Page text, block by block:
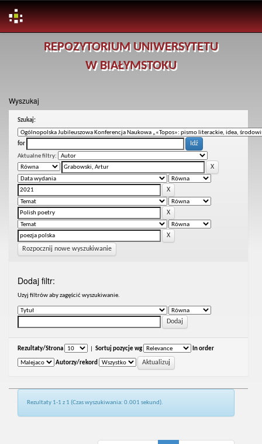
REPOZYTORIUM UNIWERSYTETU
W BIAŁYMSTOKU
Wyszukaj
Szukaj:
for
Aktualne filtry:
Rozpocznij nowe wyszukiwanie
Dodaj filtr:
Uzyj filtrów aby zagęścić wyszukiwanie.
Rezultaty/Strona Sortuj pozycje wg In order
Autorzy/rekord
Rezultaty 1-1 z 1 (Czas wyszukiwania: 0.001 sekund).